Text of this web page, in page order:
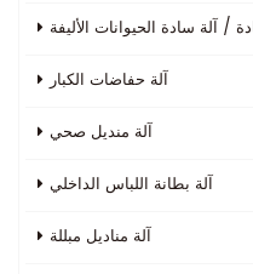
/ آلة سادة الحيوانات الأليفة
آلة حفاضات الكبار
آلة منديل صحي
آلة بطانة اللباس الداخلي
آلة مناديل مبللة